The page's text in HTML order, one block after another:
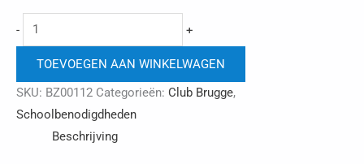
-
Club
Brugge
voetbalzak
aantal
+
TOEVOEGEN AAN WINKELWAGEN
SKU: BZ00112 Categorieën: Club Brugge,
Schoolbenodigdheden
Beschrijving